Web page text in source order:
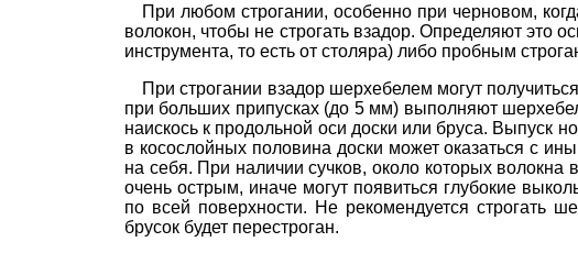
При любом строгании, особенно при черновом,
волокон, чтобы не строгать взадор. Определяют это
инструмента, то есть от столяра) либо пробным
При строгании взадор шерхебелем могут
при больших припусках (до 5 мм) выполняют
наискось к продольной оси доски или бруса.
в косослойных половина доски может оказаться с
на себя. При наличии сучков, около которых
очень острым, иначе могут появиться глубокие
по всей поверхности. Не рекомендуется строгать
брусок будет перестроган.